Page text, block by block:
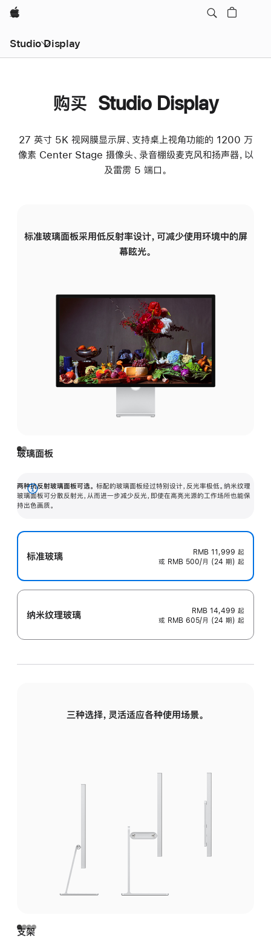
Apple
Studio Display
购买 Studio Display
27 英寸 5K 视网膜显示屏、支持桌上视角功能的 1200 万
像素 Center Stage 摄像头、录音棚级麦克风和扬声器，以
及雷雳 5 端口。
标准玻璃面板采用低反射率设计，可减少使用环境中的屏
幕眩光。
玻璃面板
两种抗反射玻璃面板可选。 标配的玻璃面板经过特别设计，反光率极低。纳米纹理
玻璃面板可分散反射光，从而进一步减少反光，即使在高亮光源的工作场所也能保
持出色画质。
展
开
标准玻璃 RMB 11,999 起
或 RMB 500/月 (24 期) 起
纳米纹理玻璃 RMB 14,499 起
或 RMB 605/月 (24 期) 起
三种选择，灵活适应各种使用场景。
支架